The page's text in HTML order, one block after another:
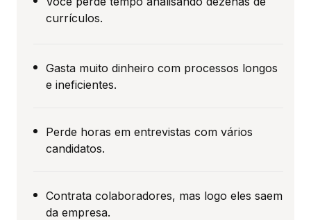
currículos.
Gasta muito dinheiro com processos longos
e ineficientes.
Perde horas em entrevistas com vários
candidatos.
Contrata colaboradores, mas logo eles saem
da empresa.